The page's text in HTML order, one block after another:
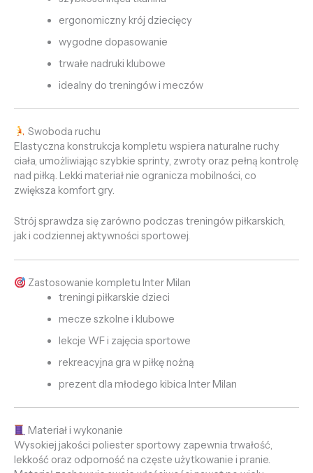
ergonomiczny krój dziecięcy
wygodne dopasowanie
trwałe nadruki klubowe
idealny do treningów i meczów
Swoboda ruchu
Elastyczna konstrukcja kompletu wspiera naturalne ruchy
ciała, umożliwiając szybkie sprinty, zwroty oraz pełną kontrolę
nad piłką. Lekki materiał nie ogranicza mobilności, co
zwiększa komfort gry.
Strój sprawdza się zarówno podczas treningów piłkarskich,
jak i codziennej aktywności sportowej.
Zastosowanie kompletu Inter Milan
treningi piłkarskie dzieci
mecze szkolne i klubowe
lekcje WF i zajęcia sportowe
rekreacyjna gra w piłkę nożną
prezent dla młodego kibica Inter Milan
Materiał i wykonanie
Wysokiej jakości poliester sportowy zapewnia trwałość,
lekkość oraz odporność na częste użytkowanie i pranie.